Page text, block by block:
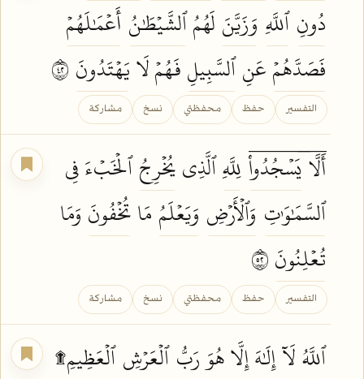
دُونِٱللَّهِ وَزَيَّنَ لَهُمُٱلشَّيۡطَٰنُ أَعۡمَٰلَهُمۡ
فَصَدَّهُمۡعَنِٱلسَّبِيلِفَهُمۡ لَايَهۡتَدُونَ
التفسير حفظ محفظتي نسخ مشاركة
أَلَّاۤيَسۡجُدُواْۤلِلَّهِٱلَّذِييُخۡرِجُٱلۡخَبۡءَ فِي
ٱلسَّمَٰوَٰتِ وَٱلۡأَرۡضِ وَيَعۡلَمُ مَاتُخۡفُونَ وَمَا
تُعۡلِنُونَ
التفسير حفظ محفظتي نسخ مشاركة
ٱللَّهُلَآإِلَٰهَإِلَّا هُوَ رَبُّ ٱلۡعَرۡشِٱلۡعَظِيمِ۩